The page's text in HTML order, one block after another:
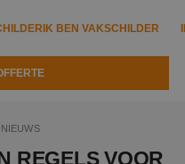
IK BEN VAKSCHILDER
REGELS VOOR